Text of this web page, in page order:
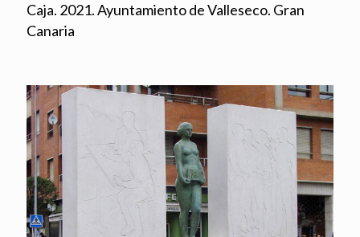
Caja. 2021. Ayuntamiento de Valleseco. Gran
Canaria